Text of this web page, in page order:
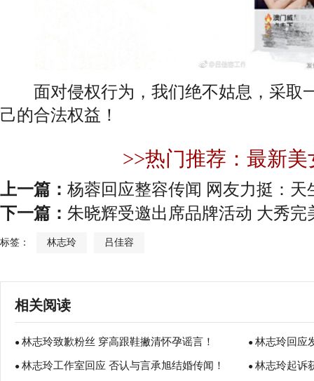
面对侵权行为，我们绝不姑息，采取
己的合法权益！
>>热门推荐：最新美
上一篇： 杨蓉回应整容传闻 网友力挺：
下一篇： 朱晓辉受邀出席品牌活动 大秀完
标签： 林志玲 吕佳容
相关阅读
● 林志玲致歉粉丝 穿高跟鞋撇清怀孕谣言！ ● 林志玲回应
● 林志玲工作室回应 否认与言承旭结婚传闻！ ● 林志玲起诉